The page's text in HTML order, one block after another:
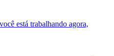
está trabalhando agora,